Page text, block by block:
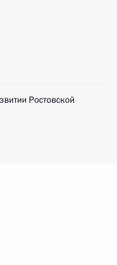
Ростовской